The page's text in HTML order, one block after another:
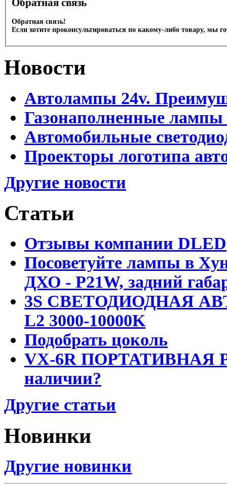
Обратная связь!
Если хотите проконсультироваться по какому-либо товару, мы
Новости
Автолампы 24v.
Газонаполненные
Автомобильные
Проекторы логотипа
Другие новости
Статьи
Отзывы компании DLED
Посоветуйте лампы в
ДХО - P21W, задний
3S СВЕТОДИОДНАЯ
L2 3000-10000K
Подобрать цоколь
VX-6R ПОРТАТИВНАЯ
наличии?
Другие статьи
Новинки
Другие новинки